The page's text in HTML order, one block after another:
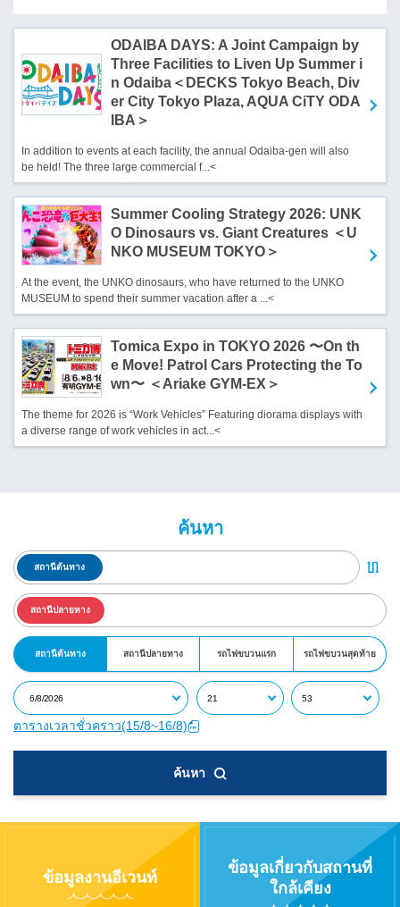
ODAIBA DAYS: A Joint Campaign by
Three Facilities to Liven Up Summer i
n Odaiba＜DECKS Tokyo Beach, Div
er City Tokyo Plaza, AQUA CiTY ODA
IBA＞
In addition to events at each facility, the annual Odaiba-gen will also
be held! The three large commercial f...<
Summer Cooling Strategy 2026: UNK
O Dinosaurs vs. Giant Creatures ＜U
NKO MUSEUM TOKYO＞
At the event, the UNKO dinosaurs, who have returned to the UNKO
MUSEUM to spend their summer vacation after a ...<
Tomica Expo in TOKYO 2026 〜On th
e Move! Patrol Cars Protecting the To
wn〜 ＜Ariake GYM-EX＞
The theme for 2026 is “Work Vehicles” Featuring diorama displays with
a diverse range of work vehicles in act...<
ค้นหา
สถานีต้นทาง
สถานีปลายทาง
สถานีต้นทาง สถานีปลายทาง รถไฟขบวนแรก รถไฟขบวนสุดท้าย
ตารางเวลาชั่วคราว(15/8~16/8)
ค้นหา
ข้อมูลงานอีเวนท์
ข้อมูลเกี่ยวกับสถานที่
ใกล้เคียง